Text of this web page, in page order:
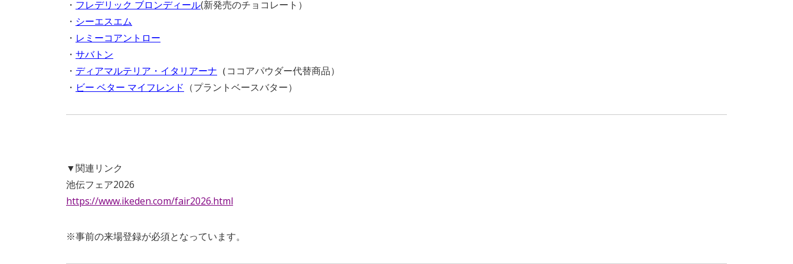
・ フレデリック ブロンディール(新発売のチョコレート）
・ シーエスエム
・ レミーコアントロー
・ サバトン
・ ディアマルテリア・イタリアーナ （ココアパウダー代替商品）
・ ビー ベター マイフレンド （プラントベースバター）
▼関連リンク
池伝フェア2026
https://www.ikeden.com/fair2026.html
※事前の来場登録が必須となっています。